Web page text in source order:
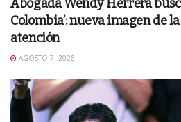
Abogada Wendy Herrera
Colombia’: nueva imagen de
atención
AGOSTO 7, 2026